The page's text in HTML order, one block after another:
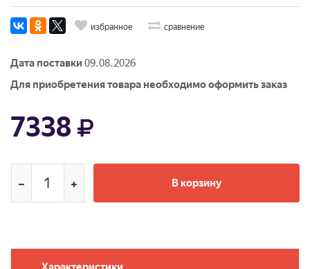
избранное сравнение
Дата поставки 09.08.2026
Для приобретения товара необходимо оформить заказ
7338
В корзину